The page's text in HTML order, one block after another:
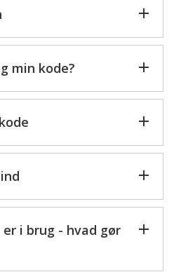
min kode?
i brug - hvad gør